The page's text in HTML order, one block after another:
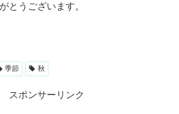
とうございます。
季節 秋
スポンサーリンク